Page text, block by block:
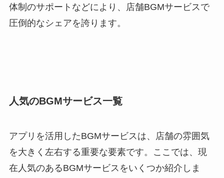
体制のサポートなどにより、店舗BGMサービスで
圧倒的なシェアを誇ります。
人気のBGMサービス一覧
アプリを活用したBGMサービスは、店舗の雰囲気
を大きく左右する重要な要素です。ここでは、現
在人気のあるBGMサービスをいくつか紹介しま